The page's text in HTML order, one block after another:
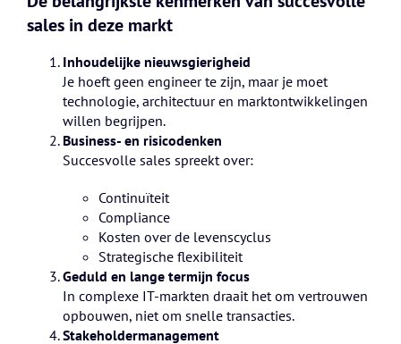
sales in deze markt
Inhoudelijke nieuwsgierigheid
Je hoeft geen engineer te zijn, maar je moet
technologie, architectuur en marktontwikkelingen
willen begrijpen.
Business- en risicodenken
Succesvolle sales spreekt over:
Continuïteit
Compliance
Kosten over de levenscyclus
Strategische flexibiliteit
Geduld en lange termijn focus
In complexe IT-markten draait het om vertrouwen
opbouwen, niet om snelle transacties.
Stakeholdermanagement